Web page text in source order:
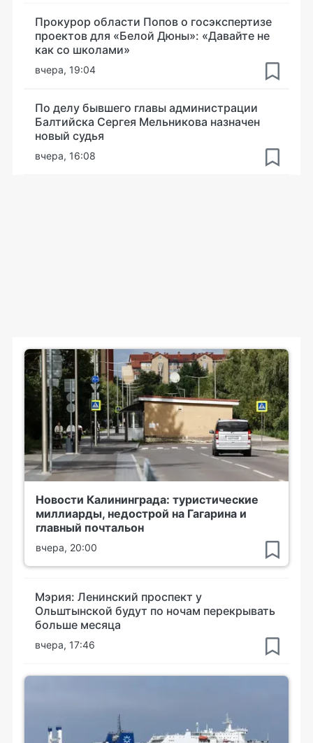
Прокурор области Попов о госэкспертизе
проектов для «Белой Дюны»: «Давайте не
как со школами»
вчера, 19:04
По делу бывшего главы администрации
Балтийска Сергея Мельникова назначен
новый судья
вчера, 16:08
Новости Калининграда: туристические
миллиарды, недострой на Гагарина и
главный почтальон
вчера, 20:00
Мэрия: Ленинский проспект у
Ольштынской будут по ночам перекрывать
больше месяца
вчера, 17:46